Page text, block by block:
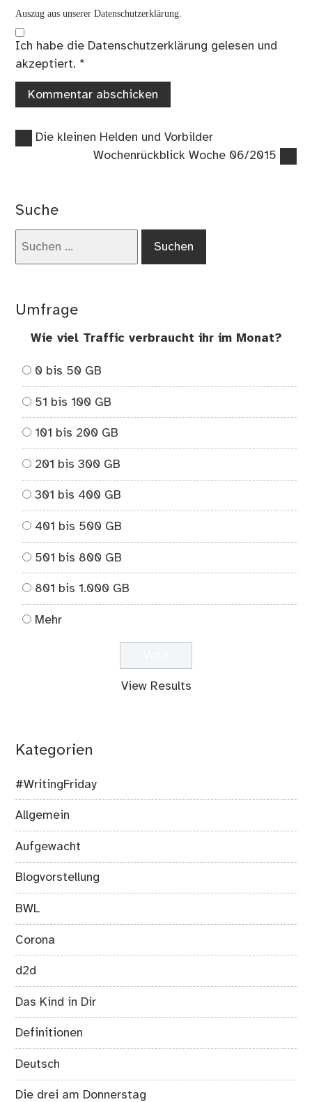
Auszug aus unserer Datenschutzerklärung.
Ich habe die Datenschutzerklärung gelesen und
akzeptiert. *
Beitragsnavigation
Vorheriger
Die kleinen Helden und Vorbilder
Nächster
Wochenrückblick Woche 06/2015
Suche
Umfrage
Wie viel Traffic verbraucht ihr im Monat?
0 bis 50 GB
51 bis 100 GB
101 bis 200 GB
201 bis 300 GB
301 bis 400 GB
401 bis 500 GB
501 bis 800 GB
801 bis 1.000 GB
Mehr
View Results
Kategorien
#WritingFriday
Allgemein
Aufgewacht
Blogvorstellung
BWL
Corona
d2d
Das Kind in Dir
Definitionen
Deutsch
Die drei am Donnerstag